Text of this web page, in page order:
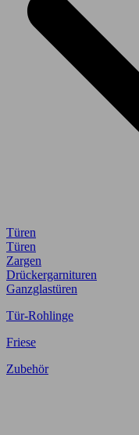
Türen
Türen
Zargen
Drückergarnituren
Ganzglastüren
Tür-Rohlinge
Friese
Zubehör